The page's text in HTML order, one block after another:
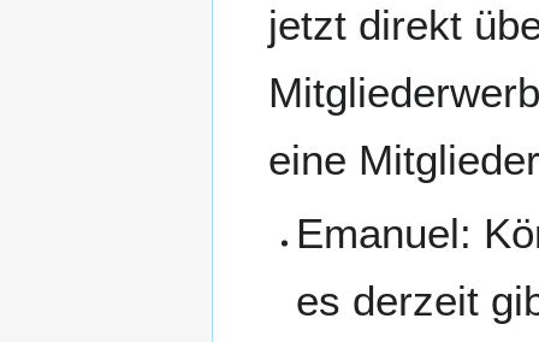
jetzt direkt
eine
Emanuel:
es derzeit